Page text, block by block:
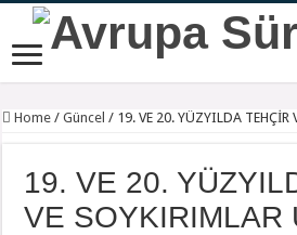
Home / Güncel / 19. VE 20. YÜZYILDA TEHÇİR
19. VE 20.
VE SOYKIRIMLAR